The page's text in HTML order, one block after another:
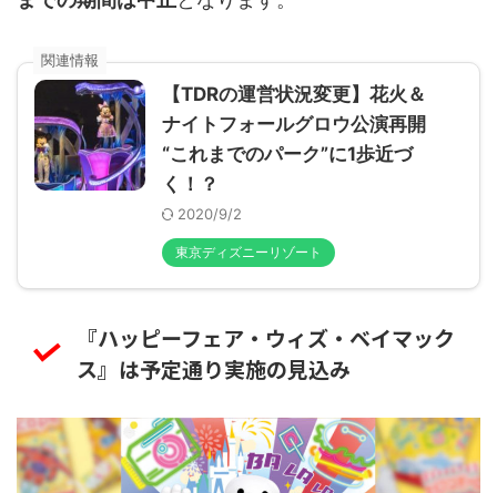
【TDRの運営状況変更】花火＆
ナイトフォールグロウ公演再開
“これまでのパーク”に1歩近づ
く！？
2020/9/2
東京ディズニーリゾート
『ハッピーフェア・ウィズ・ベイマック
ス』は予定通り実施の見込み